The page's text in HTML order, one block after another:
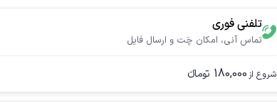
تلفنی فوری
تماس آنی، امکان چَت و ارسال فایل
شروع از 180,000 تومانء